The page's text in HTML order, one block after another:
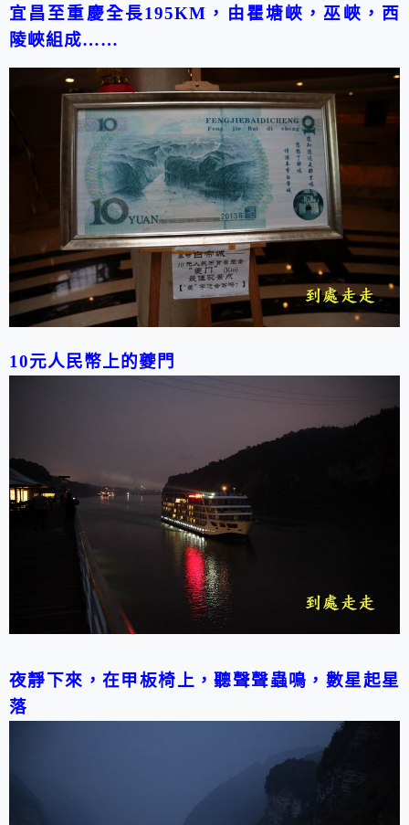
宜昌至重慶全長195KM ，由瞿塘峽，巫峽，西
陵峽組成……
10元人民幣上的夔門
夜靜下來，在甲板椅上，聽聲聲蟲鳴，數星起星
落